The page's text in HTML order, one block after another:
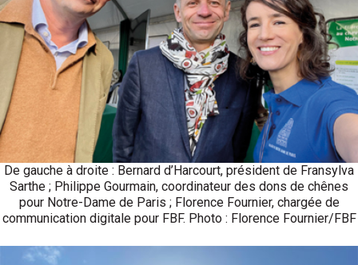
De gauche à droite : Bernard d’Harcourt, président de Fransylva
Sarthe ; Philippe Gourmain, coordinateur des dons de chênes
pour Notre-Dame de Paris ; Florence Fournier, chargée de
communication digitale pour FBF. Photo : Florence Fournier/FBF